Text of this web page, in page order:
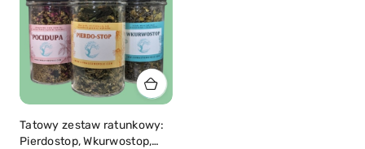
Tatowy zestaw ratunkowy:
Pierdostop, Wkurwostop,